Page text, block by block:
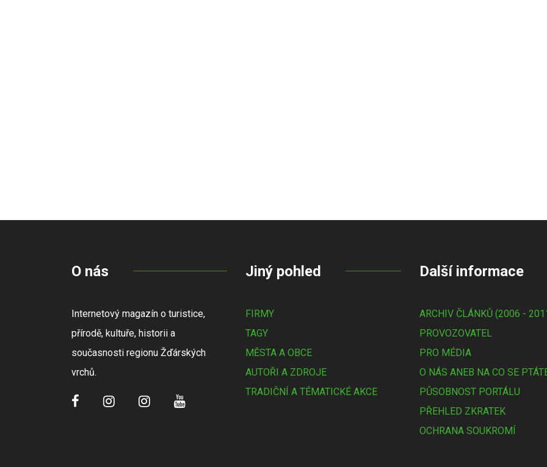
O nás
Internetový magazín o turistice,
přírodě, kultuře, historii a
současnosti regionu Žďárských
vrchů.
Jiný pohled
FIRMY
TAGY
MĚSTA A OBCE
AUTOŘI A ZDROJE
TRADIČNÍ A TÉMATICKÉ AKCE
Další informace
ARCHIV ČLÁNKŮ (2006 -
PROVOZOVATEL
PRO MÉDIA
O NÁS ANEB NA CO SE
PŮSOBNOST PORTÁLU
PŘEHLED ZKRATEK
OCHRANA SOUKROMÍ